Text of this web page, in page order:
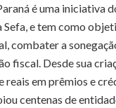
é uma iniciativa
Sefa, e tem como
combater a
fiscal. Desde sua
reais em prêmios e
centenas de